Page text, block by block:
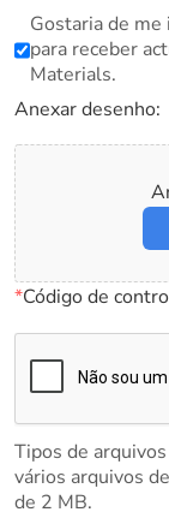
Gostaria de
para receber
Materials.
Anexar desenho:
*Código de
Tipos de
vários arquivos
de 2 MB.